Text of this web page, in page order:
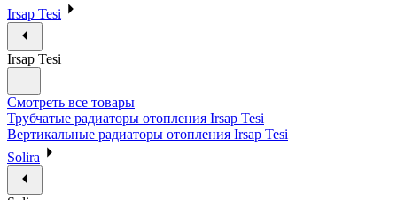
Irsap Tesi
Irsap Tesi
Смотреть все товары
Трубчатые радиаторы отопления Irsap Tesi
Вертикальные радиаторы отопления Irsap Tesi
Solira